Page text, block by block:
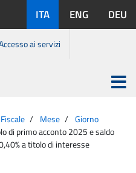
disponibili:
ITA ENG DEU
ai servizi
Apri
menu
Mese
Giorno
di primo acconto 2025 e saldo
a titolo di interesse